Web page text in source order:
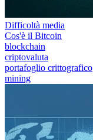
Difficoltà media
Cos'è il Bitcoin
blockchain
criptovaluta
portafoglio crittografico
mining